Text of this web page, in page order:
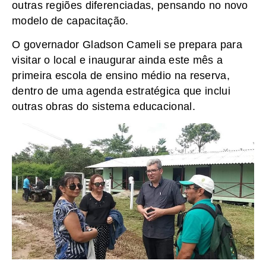
outras regiões diferenciadas, pensando no novo
modelo de capacitação.
O governador Gladson Cameli se prepara para
visitar o local e inaugurar ainda este mês a
primeira escola de ensino médio na reserva,
dentro de uma agenda estratégica que inclui
outras obras do sistema educacional.